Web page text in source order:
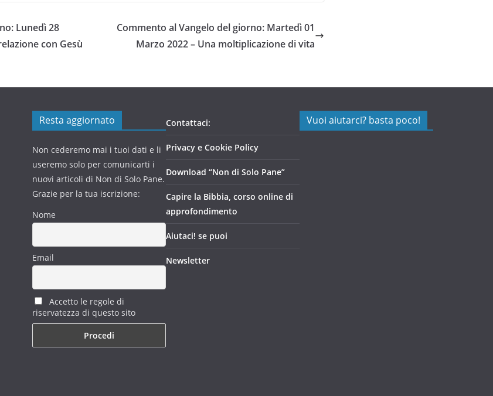
Lunedì 28
con Gesù
Commento al Vangelo del giorno: Martedì 01
Marzo 2022 – Una moltiplicazione di vita
Resta aggiornato
Non cederemo mai i tuoi dati e li
useremo solo per comunicarti i
nuovi articoli di Non di Solo Pane.
Grazie per la tua iscrizione:
Nome
Email
Accetto le regole di
riservatezza di questo sito
Contattaci:
Privacy e Cookie Policy
Download “Non di Solo Pane”
Capire la Bibbia, corso online di
approfondimento
Aiutaci! se puoi
Newsletter
Vuoi aiutarci? basta poco!